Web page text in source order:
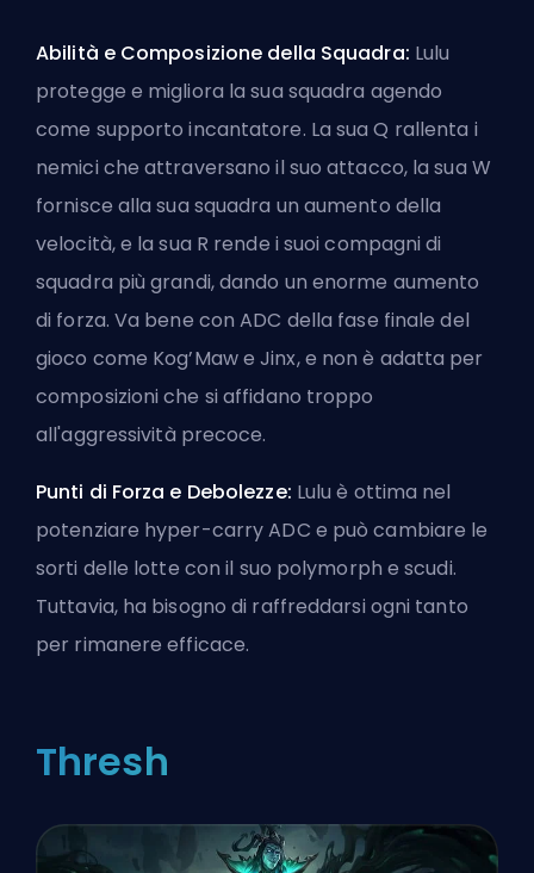
Abilità e Composizione della Squadra: Lulu
protegge e migliora la sua squadra agendo
come supporto incantatore. La sua Q rallenta i
nemici che attraversano il suo attacco, la sua W
fornisce alla sua squadra un aumento della
velocità, e la sua R rende i suoi compagni di
squadra più grandi, dando un enorme aumento
di forza. Va bene con ADC della fase finale del
gioco come Kog’Maw e Jinx, e non è adatta per
composizioni che si affidano troppo
all'aggressività precoce.
Punti di Forza e Debolezze: Lulu è ottima nel
potenziare hyper-carry ADC e può cambiare le
sorti delle lotte con il suo polymorph e scudi.
Tuttavia, ha bisogno di raffreddarsi ogni tanto
per rimanere efficace.
Thresh